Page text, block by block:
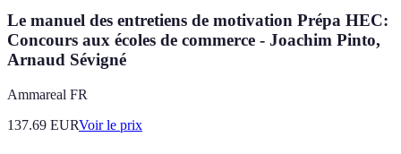
Le manuel des entretiens de motivation Prépa HEC:
Concours aux écoles de commerce - Joachim Pinto,
Arnaud Sévigné
Ammareal FR
137.69 EURVoir le prix